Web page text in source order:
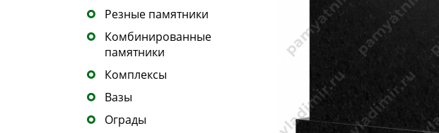
Резные памятники
Комбинированные
памятники
Комплексы
Вазы
Ограды